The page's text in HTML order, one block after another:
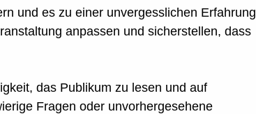
und es zu einer unvergesslichen Erfahrung
anpassen und sicherstellen, dass
das Publikum zu lesen und auf
Fragen oder unvorhergesehene